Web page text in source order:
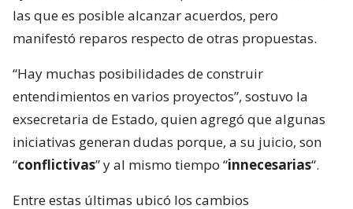
las que es posible alcanzar acuerdos, pero
manifestó reparos respecto de otras propuestas.
“Hay muchas posibilidades de construir
entendimientos en varios proyectos”, sostuvo la
exsecretaria de Estado, quien agregó que algunas
iniciativas generan dudas porque, a su juicio, son
“conflictivas” y al mismo tiempo “innecesarias“.
Entre estas últimas ubicó los cambios